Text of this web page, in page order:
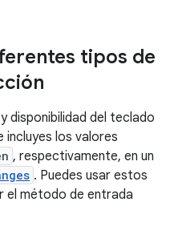
tipos de
disponibilidad del teclado
incluyes los valores
, respectivamente, en un
. Puedes usar estos
el método de entrada